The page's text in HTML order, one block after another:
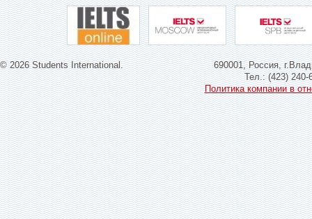
© 2026 Students International.
690001, Россия,
Тел.: (423)
Политика компании в